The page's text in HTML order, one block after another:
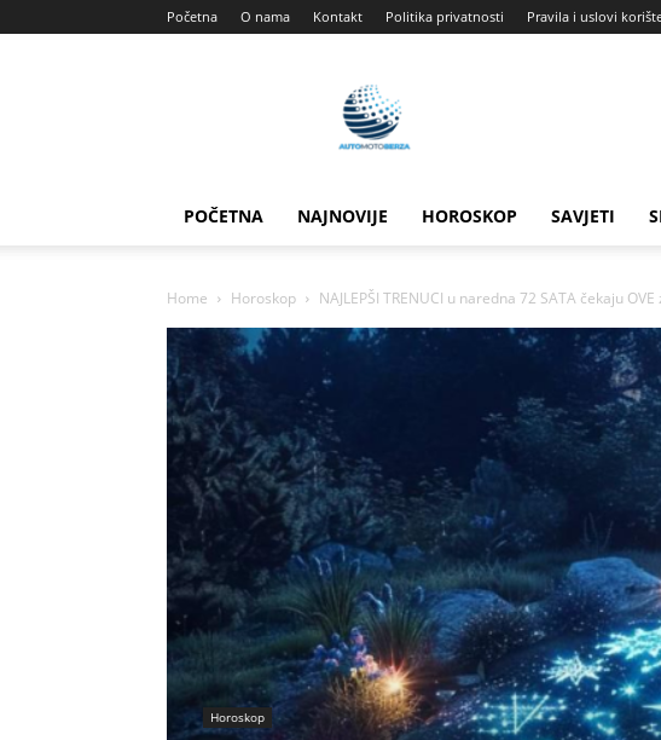
Početna O nama Kontakt Politika privatnosti Pravila i uslovi
Automotoberza
POČETNA NAJNOVIJE HOROSKOP SAVJETI
Home Horoskop NAJLEPŠI TRENUCI u naredna 72 SATA čekaju
Horoskop